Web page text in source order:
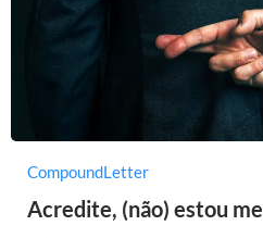
CompoundLetter
Acredite, (não) estou